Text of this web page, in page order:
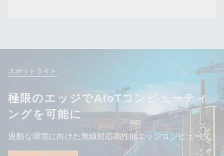
スポットライト
極限のエッジでAIoTコンピューティ
ングを可能に
過酷な環境に向けた無線対応高性能エッジコンピュータ